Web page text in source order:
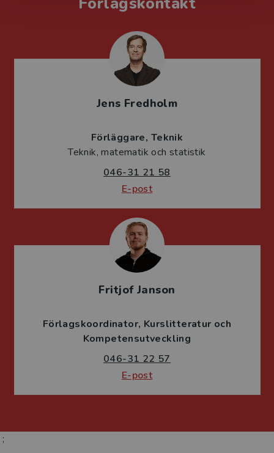
Jens Fredholm
Förläggare Teknik
Teknik, matematik och statistik
046-31 21 58
E-post
Fritjof Janson
Förlagskoordinator Kurslitteratur och
Kompetensutveckling
046-31 22 57
E-post
;